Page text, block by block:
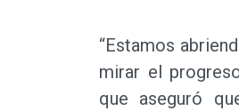
“Estamos
mirar el
que aseguró